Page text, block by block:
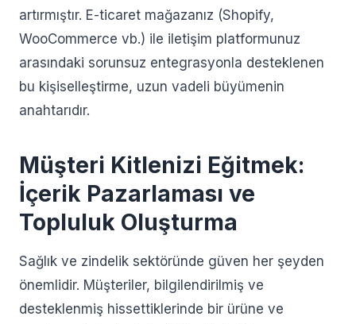
artırmıştır. E-ticaret mağazanız (Shopify,
WooCommerce vb.) ile iletişim platformunuz
arasındaki sorunsuz entegrasyonla desteklenen
bu kişiselleştirme, uzun vadeli büyümenin
anahtarıdır.
Müşteri Kitlenizi Eğitmek:
İçerik Pazarlaması ve
Topluluk Oluşturma
Sağlık ve zindelik sektöründe güven her şeyden
önemlidir. Müşteriler, bilgilendirilmiş ve
desteklenmiş hissettiklerinde bir ürüne ve